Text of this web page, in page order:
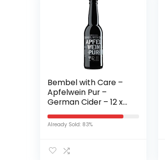
Bembel with Care –
Apfelwein Pur –
German Cider – 12 x
0,33l. Fl.
Already Sold: 83%